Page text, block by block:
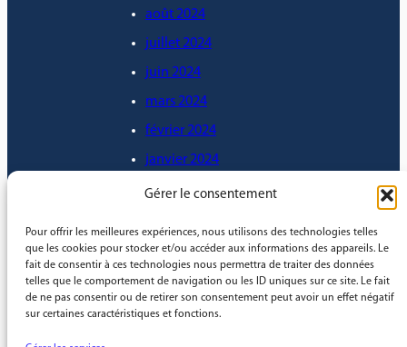
Gérer le consentement
Pour offrir les meilleures expériences, nous utilisons des technologies telles
que les cookies pour stocker et/ou accéder aux informations des appareils. Le
fait de consentir à ces technologies nous permettra de traiter des données
telles que le comportement de navigation ou les ID uniques sur ce site. Le fait
de ne pas consentir ou de retirer son consentement peut avoir un effet négatif
sur certaines caractéristiques et fonctions.
août 2024
juillet 2024
juin 2024
mars 2024
février 2024
janvier 2024
décembre 2023
octobre 2023
septembre 2023
août 2023